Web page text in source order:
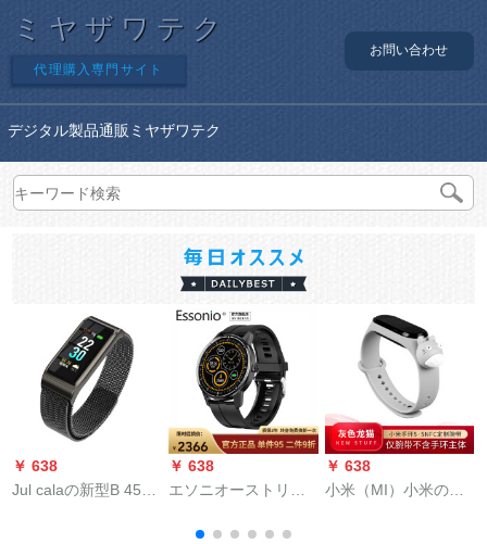
ミヤザワテク
代理購入専門サイト
お問い合わせ
デジタル製品通販ミヤザワテク
￥ 638
Jul calaの新型B 45カ
￥ 638
エソニオーストリア
トウォーウォーウォ
￥ 638
小米（MI）小米のリ